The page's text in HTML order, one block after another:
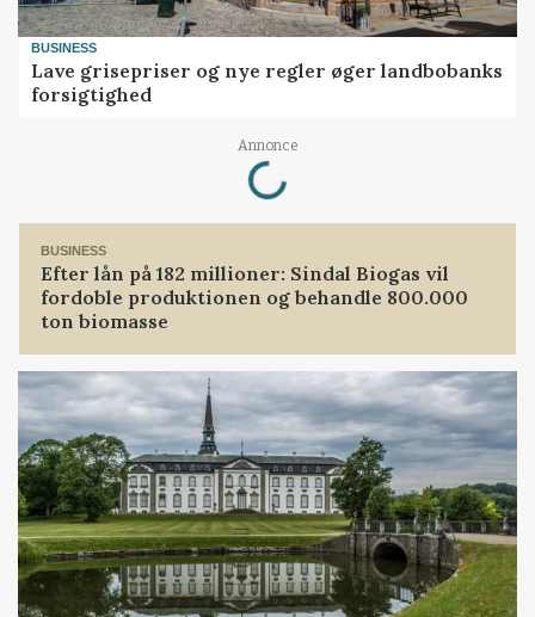
BUSINESS
Lave grisepriser og nye regler øger landbobanks
forsigtighed
Annonce
Loading...
BUSINESS
Efter lån på 182 millioner: Sindal Biogas vil
fordoble produktionen og behandle 800.000
ton biomasse